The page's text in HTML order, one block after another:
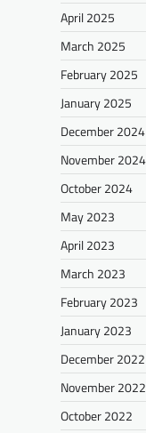
April 2025
March 2025
February 2025
January 2025
December 2024
November 2024
October 2024
May 2023
April 2023
March 2023
February 2023
January 2023
December 2022
November 2022
October 2022